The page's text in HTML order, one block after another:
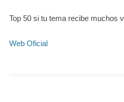
Top 50 si tu tema recibe muchos
Web Oficial